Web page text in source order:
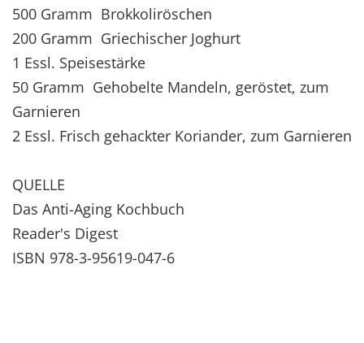
500 Gramm Brokkoliröschen
200 Gramm Griechischer Joghurt
1 Essl. Speisestärke
50 Gramm Gehobelte Mandeln, geröstet, zum
Garnieren
2 Essl. Frisch gehackter Koriander, zum Garnieren
QUELLE
Das Anti-Aging Kochbuch
Reader's Digest
ISBN 978-3-95619-047-6